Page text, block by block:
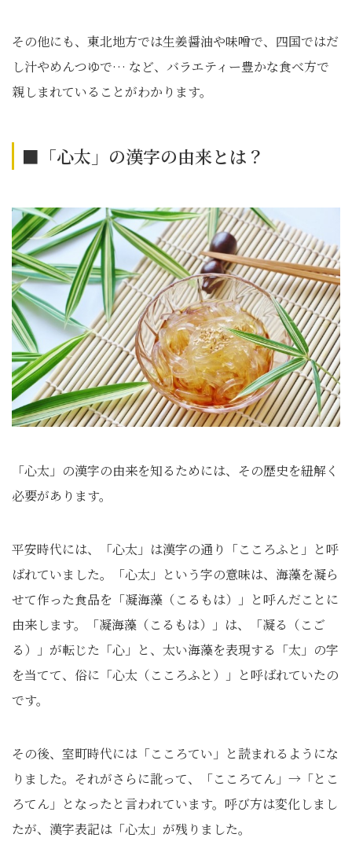
その他にも、東北地方では生姜醤油や味噌で、四国ではだ
し汁やめんつゆで… など、バラエティー豊かな食べ方で
親しまれていることがわかります。
■「心太」の漢字の由来とは？
「心太」の漢字の由来を知るためには、その歴史を紐解く
必要があります。
平安時代には、「心太」は漢字の通り「こころふと」と呼
ばれていました。「心太」という字の意味は、海藻を凝ら
せて作った食品を「凝海藻（こるもは）」と呼んだことに
由来します。「凝海藻（こるもは）」は、「凝る（こご
る）」が転じた「心」と、太い海藻を表現する「太」の字
を当てて、俗に「心太（こころふと）」と呼ばれていたの
です。
その後、室町時代には「こころてい」と読まれるようにな
りました。それがさらに訛って、「こころてん」→「とこ
ろてん」となったと言われています。呼び方は変化しまし
たが、漢字表記は「心太」が残りました。